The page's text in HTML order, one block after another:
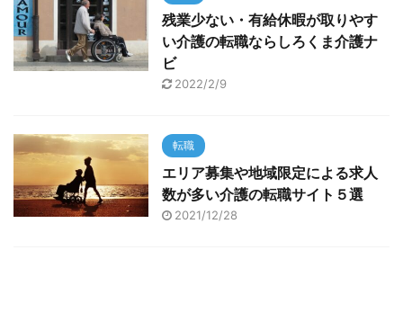
残業少ない・有給休暇が取りやす
い介護の転職ならしろくま介護ナ
ビ
2022/2/9
転職
エリア募集や地域限定による求人
数が多い介護の転職サイト５選
2021/12/28